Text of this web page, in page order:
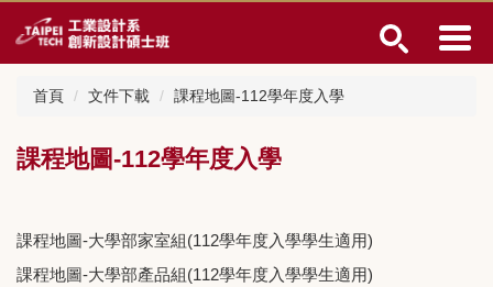
到
主
區
首頁 文件下載 課程地圖-112學年度入學
課程地圖-112學年度入學
課程地圖-大學部家室組(112學年度入學學生適用)
課程地圖-大學部產品組(112學年度入學學生適用)